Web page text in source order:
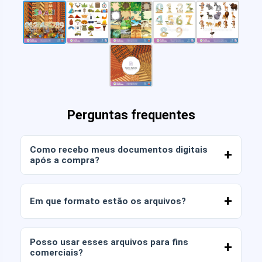
Perguntas frequentes
Como recebo meus documentos digitais
após a compra?
conta ou através do link enviado para o seu e-
Em que formato estão os arquivos?
DPI). Alguns pacotes também incluem arquivos
AI ou PDF.
Posso usar esses arquivos para fins
comerciais?